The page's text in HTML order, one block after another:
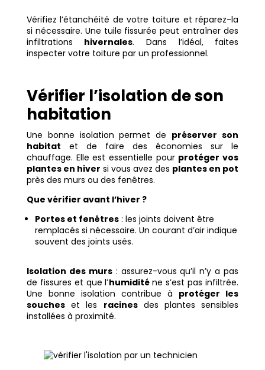
Vérifiez l’étanchéité de votre toiture et réparez-la
si nécessaire. Une tuile fissurée peut entraîner des
infiltrations hivernales. Dans l’idéal, faites
inspecter votre toiture par un professionnel.
Vérifier l’isolation de son
habitation
Une bonne isolation permet de préserver son
habitat et de faire des économies sur le
chauffage. Elle est essentielle pour protéger vos
plantes en hiver si vous avez des plantes en pot
près des murs ou des fenêtres.
Que vérifier avant l’hiver ?
Portes et fenêtres: les joints doivent être
remplacés si nécessaire. Un courant d’air indique
souvent des joints usés.
Isolation des murs: assurez-vous qu’il n’y a pas
de fissures et que l’humiditéne s’est pas infiltrée.
Une bonne isolation contribue à protéger les
soucheset les racinesdes plantes sensibles
installées à proximité.